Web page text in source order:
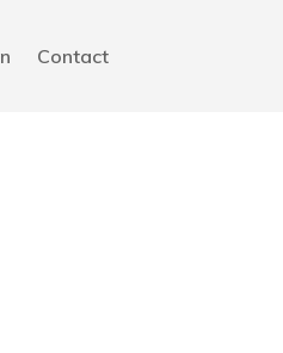
Contact